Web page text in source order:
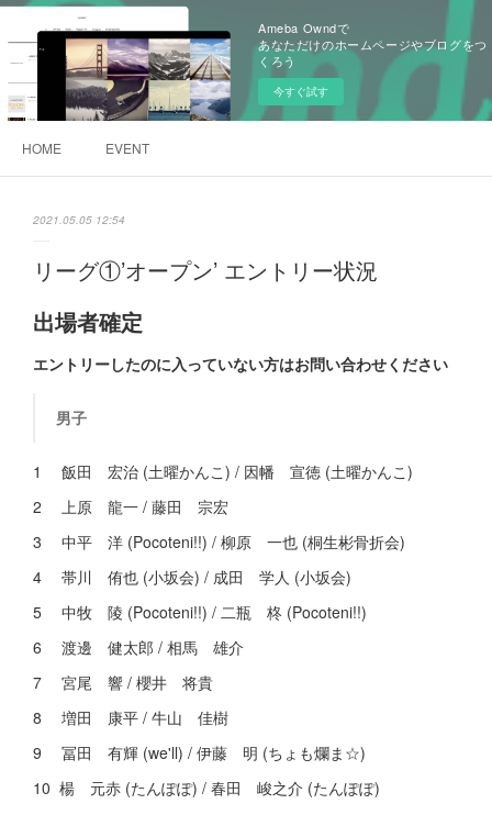
Ameba Owndで
あなただけのホームページやブログをつ
くろう
今すぐ試す
HOME EVENT
2021.05.05 12:54
リーグ①’オープン’ エントリー状況
出場者確定
エントリーしたのに入っていない方はお問い合わせください
男子
1 飯田 宏治 (土曜かんこ) / 因幡 宣徳 (土曜かんこ)
2 上原 龍一 / 藤田 宗宏
3 中平 洋 (Pocoteni!!) / 柳原 一也 (桐生彬骨折会)
4 帯川 侑也 (小坂会) / 成田 学人 (小坂会)
5 中牧 陵 (Pocoteni!!) / 二瓶 柊 (Pocoteni!!)
6 渡邊 健太郎 / 相馬 雄介
7 宮尾 響 / 櫻井 将貴
8 増田 康平 / 牛山 佳樹
9 冨田 有輝 (we'll) / 伊藤 明 (ちょも爛ま☆)
10 楊 元赤 (たんぽぽ) / 春田 峻之介 (たんぽぽ)